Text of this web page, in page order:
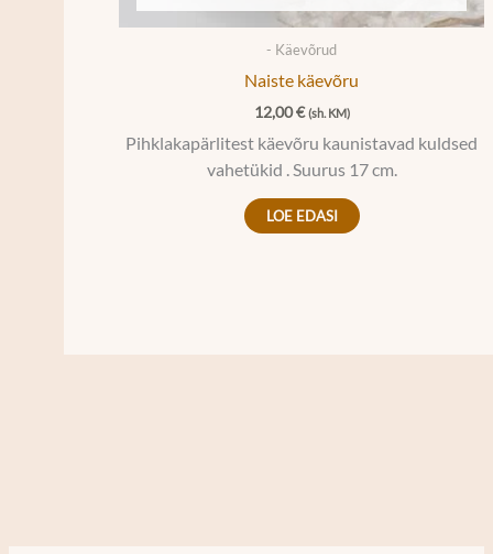
- Käevõrud
Naiste käevõru
12,00€ (sh. KM)
Pihklakapärlitest käevõru kaunistavad kuldsed
vahetükid . Suurus 17 cm.
LOE EDASI